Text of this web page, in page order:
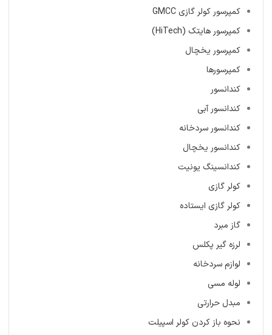
کمپرسور کولر گازی GMCC
کمپرسور هایتک (HiTech)
کمپرسور یخچال
کمپرسورها
کندانسور
کندانسور آبی
کندانسور سردخانه
کندانسور یخچال
کندانسینگ یونیت
کولر گازی
کولر گازی ایستاده
گاز مبرد
لرزه گیر پکلس
لوازم سردخانه
لوله مسی
مبدل حرارتی
نحوه باز کردن کولر اسپیلت